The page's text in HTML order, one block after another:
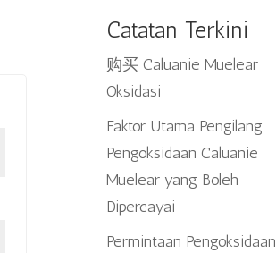
Catatan Terkini
购买 Caluanie Muelear
Oksidasi
Faktor Utama Pengilang
Pengoksidaan Caluanie
Muelear yang Boleh
Dipercayai
Permintaan Pengoksidaan